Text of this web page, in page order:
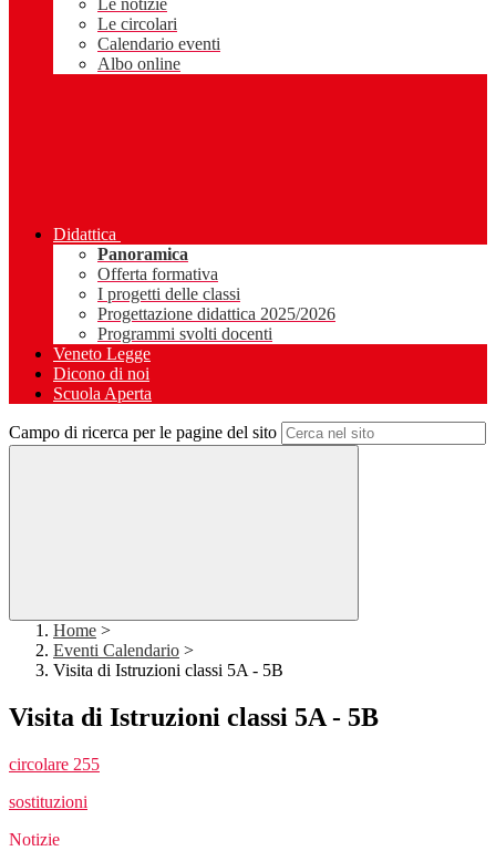
Le notizie
Le circolari
Calendario eventi
Albo online
Didattica
Panoramica
Offerta formativa
I progetti delle classi
Progettazione didattica 2025/2026
Programmi svolti docenti
Veneto Legge
Dicono di noi
Scuola Aperta
Campo di ricerca per le pagine del sito
Home >
Eventi Calendario >
Visita di Istruzioni classi 5A - 5B
Visita di Istruzioni classi 5A - 5B
circolare 255
sostituzioni
Notizie